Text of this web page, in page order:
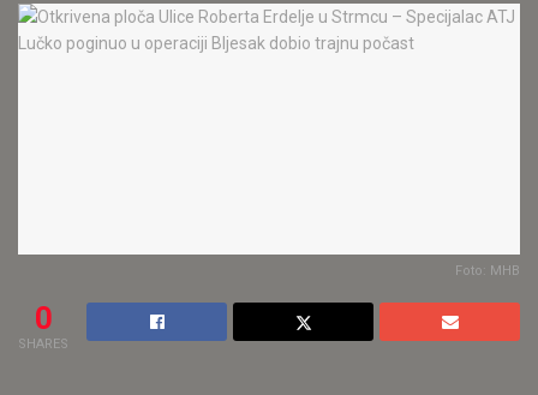
Foto: MHB
0
SHARES